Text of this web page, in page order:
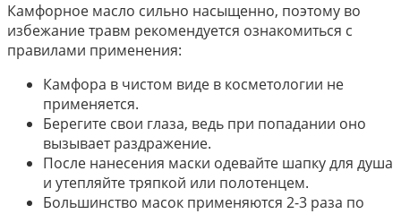
Камфорное масло сильно насыщенно, поэтому во
избежание травм рекомендуется ознакомиться с
правилами применения:
Камфора в чистом виде в косметологии не
применяется.
Берегите свои глаза, ведь при попадании оно
вызывает раздражение.
После нанесения маски одевайте шапку для душа
и утепляйте тряпкой или полотенцем.
Большинство масок применяются 2-3 раза по